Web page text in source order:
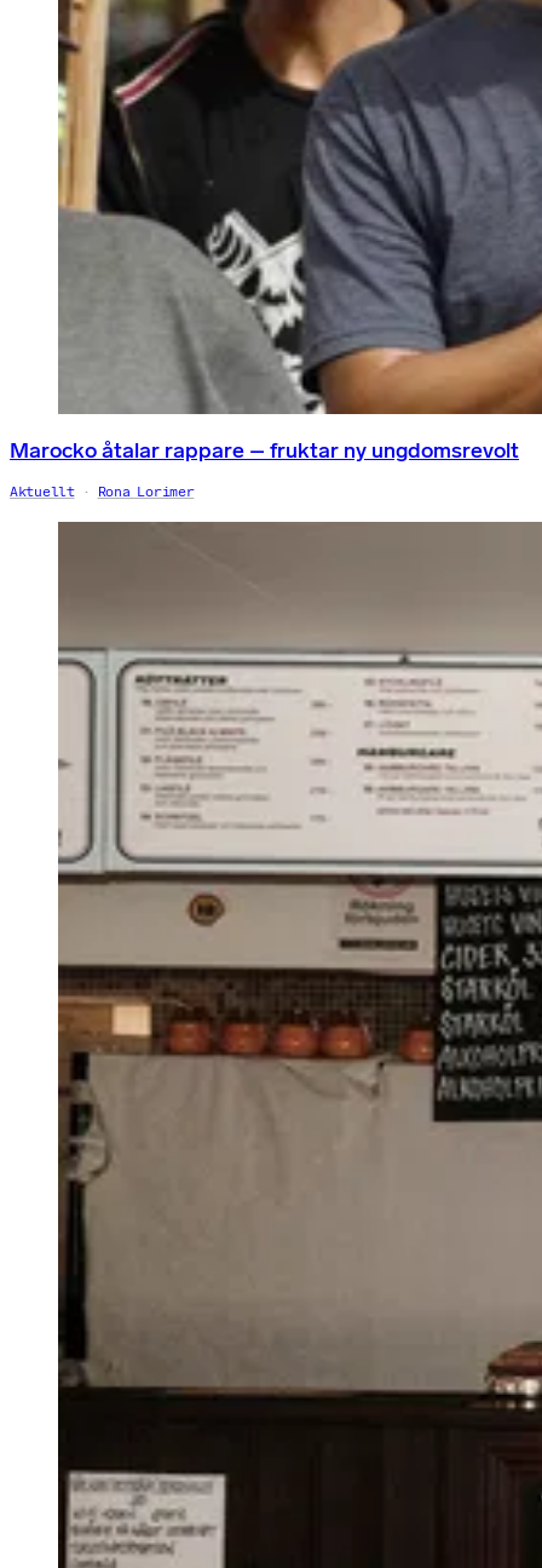
Marocko åtalar rappare – fruktar ny ungdomsrevolt
Aktuellt Rona Lorimer